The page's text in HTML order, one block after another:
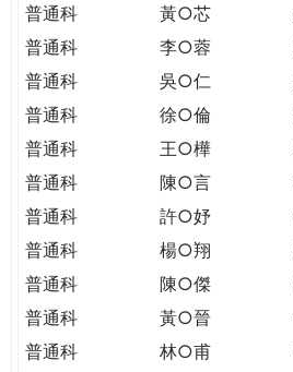
普通科
黃○芯
普通科
李○蓉
普通科
吳○仁
普通科
徐○倫
普通科
王○樺
普通科
陳○言
普通科
許○妤
普通科
楊○翔
普通科
陳○傑
普通科
黃○晉
普通科
林○甫